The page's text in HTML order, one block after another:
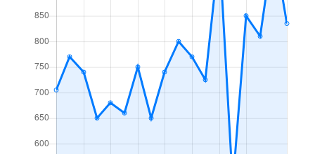
真駒内泉町
真駒内
徒歩8分
真駒内泉町
2,300万円 真駒内
真駒内泉町
4,400万円 真駒内
真駒内柏丘
400万円 真駒内